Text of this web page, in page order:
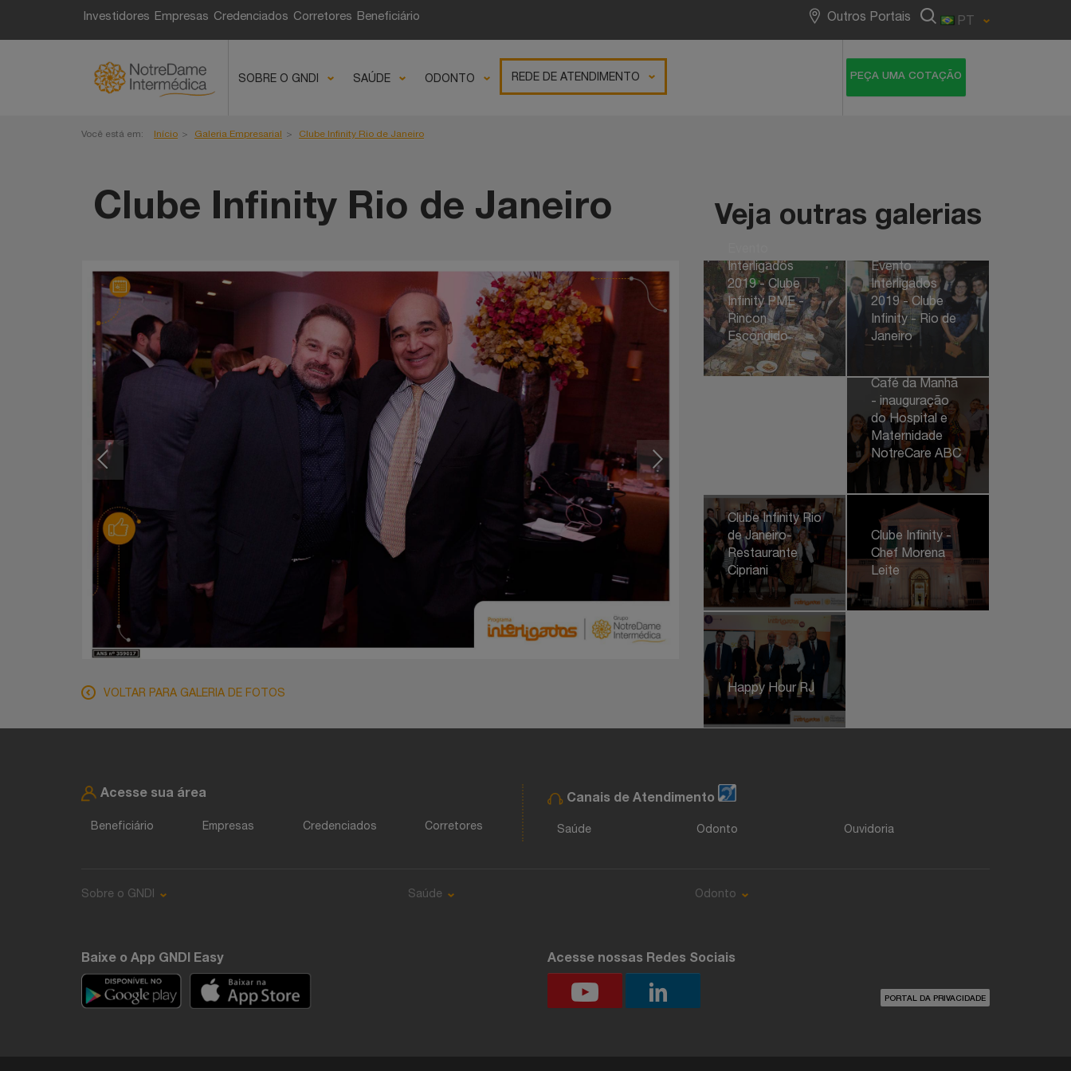
Investidores Empresas Credenciados Corretores Beneficiário Outros Portais PT
SOBRE O GNDI SAÚDE ODONTO REDE DE ATENDIMENTO
Você está em: Início Galeria Empresarial Clube Infinity Rio de Janeiro
Galeria de fotos
Clube Infinity Rio de Janeiro
VOLTAR PARA GALERIA DE FOTOS
Veja outras galerias
Interligados
2019 - Clube
Infinity PME -
Rincon
Escondido
Evento
Interligados
2019 - Clube
Infinity - Rio de
Janeiro
Café da Manhã
- inauguração
do Hospital e
Maternidade
NotreCare ABC
Clube Infinity Rio
de Janeiro-
Restaurante
Cipriani
Clube Infinity -
Chef Morena
Leite
Happy Hour RJ
Acesse sua área
Beneficiário Empresas Credenciados Corretores
Canais de Atendimento
Saúde Odonto Ouvidoria
Sobre o GNDI Saúde Odonto
Baixe o App GNDI Easy Acesse nossas Redes Sociais
PORTAL DA PRIVACIDADE